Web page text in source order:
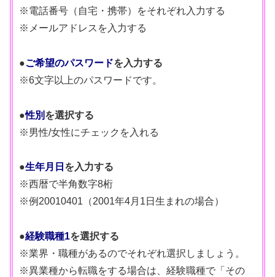
※電話番号（自宅・携帯）をそれぞれ入力する
※メールアドレスを入力する
●ご希望のパスワードを入力する
※6文字以上のパスワードです。
●性別 を選択する
※男性/女性にチェックを入れる
●生年月日 を入力する
※西暦で半角数字8桁
※例20010401（2001年4月1日生まれの場合）
●経験職種1を選択する
※業界・職種があるのでそれぞれ選択しましょう。
※異業種から転職をする場合は、経験職種で「その